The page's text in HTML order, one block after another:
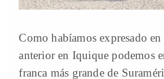
Como habíamos expresado
anterior en Iquique podemos
franca más grande de